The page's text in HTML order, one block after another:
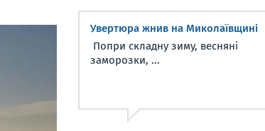
Увертюра жнив на Миколаївщині
Попри складну зиму, весняні
заморозки, ...